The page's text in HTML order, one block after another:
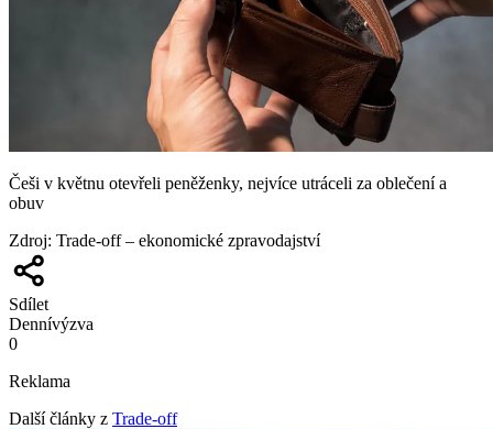
Češi v květnu otevřeli peněženky, nejvíce utráceli za oblečení a
obuv
Zdroj: Trade-off – ekonomické zpravodajství
Sdílet
Dennívýzva
0
Reklama
Další články z Trade-off